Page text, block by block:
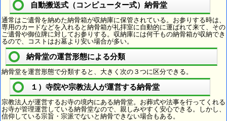
自動搬送式（コンピューター式）納骨堂
通常はご遺骨を納めた納骨箱が収納庫に保管されている。お参りする時は、
専用のカードなどを入れると納骨箱が礼拝室に自動的に運ばれて来て、その
ご遺骨や御位牌に対してお参りする。収納庫には何千もの納骨箱が収納でき
るので、コストはお墓より安い場合が多い。
納骨堂の運営形態による分類
納骨堂を運営形態で分類すると、大きく次の３つに区分できる。
１）寺院や宗教法人が運営する納骨堂
宗教法人が運営するお寺の境内にある納骨堂。お葬式や法事を行ってくれる
お寺が管理運営している納骨堂なので、親しみやすく安心できる。しかし、
信仰している宗旨・宗派でないと納骨できない場合もある。